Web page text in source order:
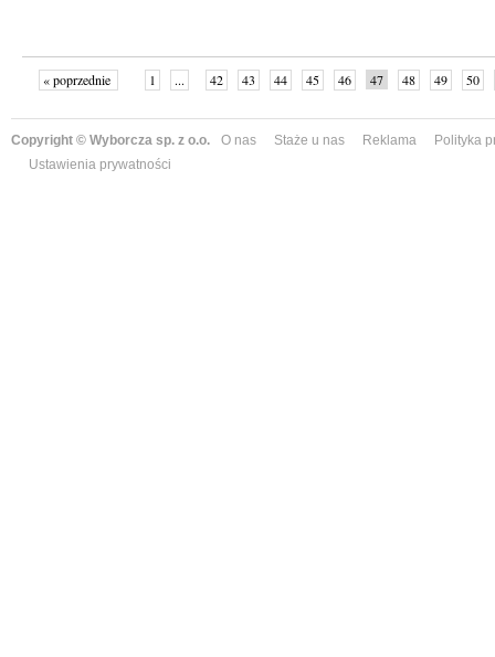
« poprzednie 1 ... 42 43 44 45 46 47 48 49
50
Copyright © Wyborcza sp. z o.o. O nas Staże u nas Reklama
Polityka
Ustawienia prywatności